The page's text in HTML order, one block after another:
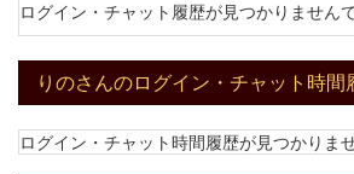
ログイン・チャット履歴が見つかりませんで
りのさんのログイン・チャット時間
ログイン・チャット時間履歴が見つかりま